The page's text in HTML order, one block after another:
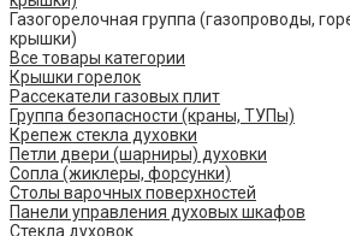
Газогорелочная группа (газопроводы,
крышки)
Все товары категории
Крышки горелок
Рассекатели газовых плит
Группа безопасности (краны, ТУПы)
Крепеж стекла духовки
Петли двери (шарниры) духовки
Сопла (жиклеры, форсунки)
Столы варочных поверхностей
Панели управления духовых шкафов
Стекла духовок